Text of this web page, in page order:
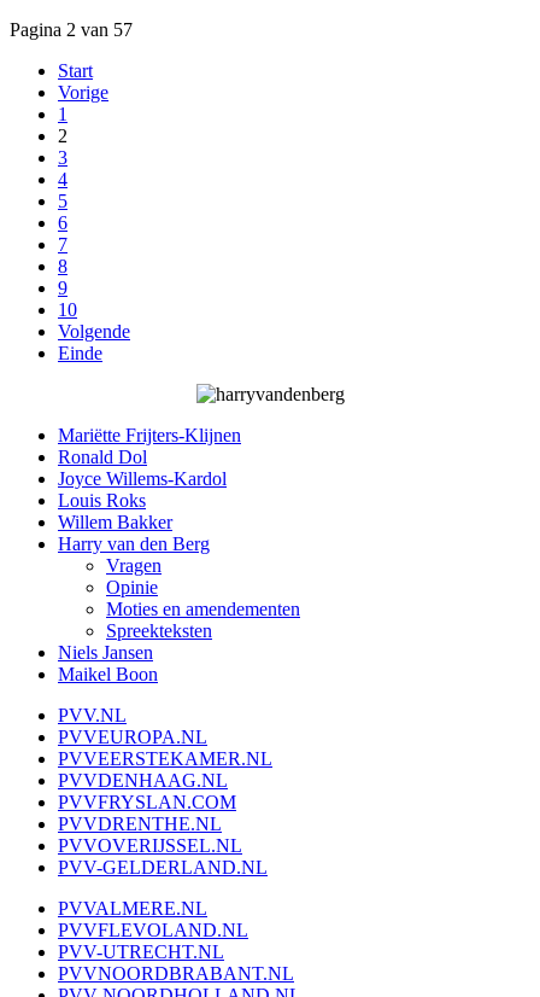
Pagina 2 van 57
Start
Vorige
1
2
3
4
5
6
7
8
9
10
Volgende
Einde
Mariëtte Frijters-Klijnen
Ronald Dol
Joyce Willems-Kardol
Louis Roks
Willem Bakker
Harry van den Berg
Vragen
Opinie
Moties en amendementen
Spreekteksten
Niels Jansen
Maikel Boon
PVV.NL
PVVEUROPA.NL
PVVEERSTEKAMER.NL
PVVDENHAAG.NL
PVVFRYSLAN.COM
PVVDRENTHE.NL
PVVOVERIJSSEL.NL
PVV-GELDERLAND.NL
PVVALMERE.NL
PVVFLEVOLAND.NL
PVV-UTRECHT.NL
PVVNOORDBRABANT.NL